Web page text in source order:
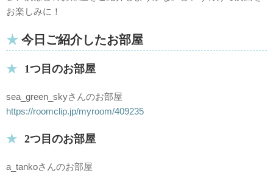
お楽しみに！
今日ご紹介したお部屋
1つ目のお部屋
sea_green_skyさんのお部屋
https://roomclip.jp/myroom/409235
2つ目のお部屋
a_tankoさんのお部屋